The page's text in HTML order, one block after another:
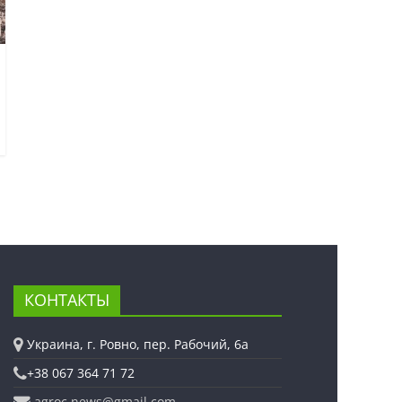
КОНТАКТЫ
Украина, г. Ровно, пер. Рабочий, 6а
+38 067 364 71 72